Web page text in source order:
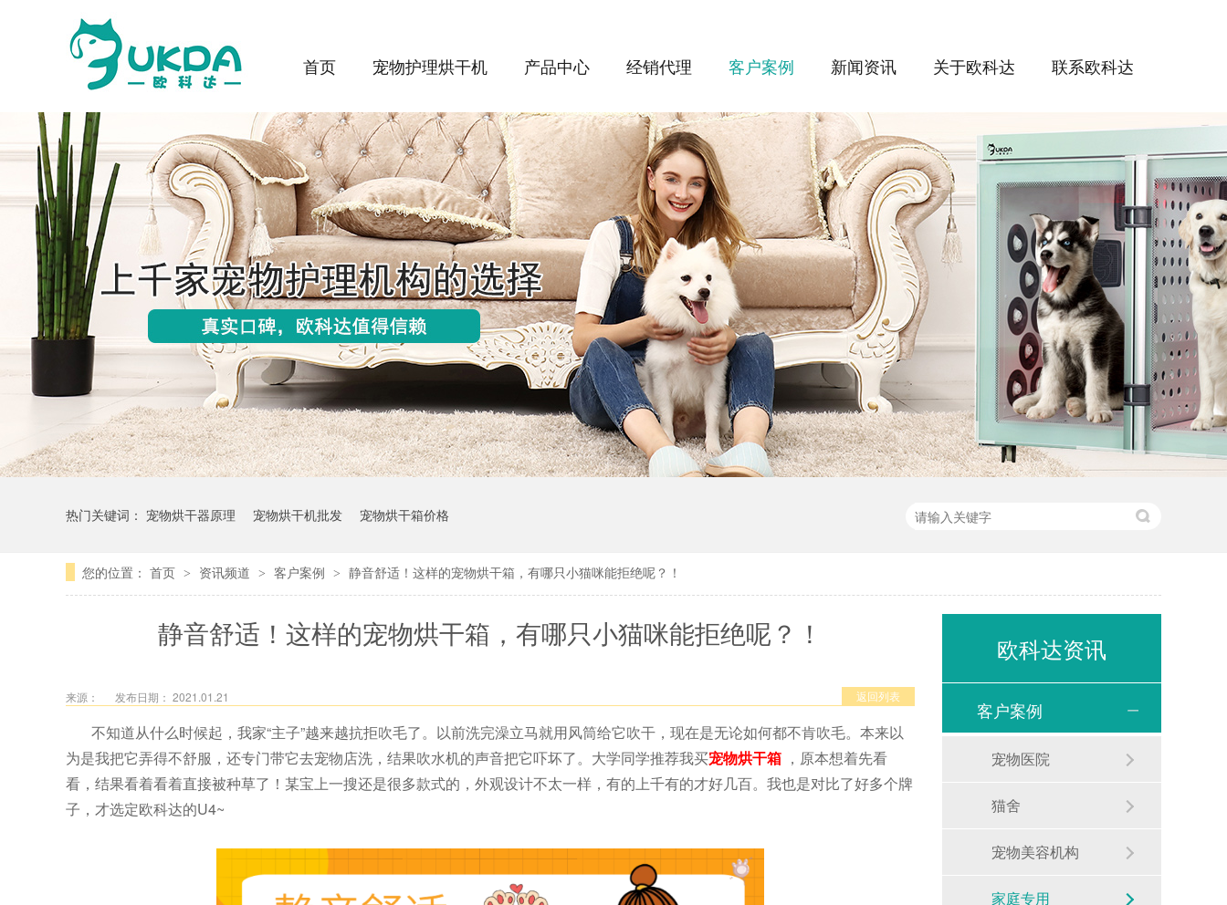
首页 宠物护理烘干机 产品中心 经销代理 客户案例 新闻资讯 关于欧科达 联系欧科达
热门关键词： 宠物烘干器原理 宠物烘干机批发 宠物烘干箱价格
您的位置： 首页 > 资讯频道 > 客户案例 > 静音舒适！这样的宠物烘干箱，有哪只小猫咪能拒绝呢？！
静音舒适！这样的宠物烘干箱，有哪只小猫咪能拒绝呢？！
返回列表
来源： 发布日期： 2021.01.21
不知道从什么时候起，我家“主子”越来越抗拒吹毛了。以前洗完澡立马就用风筒给它吹干，现在是无论如何都不肯吹毛。本来以
为是我把它弄得不舒服，还专门带它去宠物店洗，结果吹水机的声音把它吓坏了。大学同学推荐我买宠物烘干箱 ，原本想着先看
看，结果看着看着直接被种草了！某宝上一搜还是很多款式的，外观设计不太一样，有的上千有的才好几百。我也是对比了好多个牌
子，才选定欧科达的U4~
欧科达资讯
客户案例
宠物医院
猫舍
宠物美容机构
家庭专用